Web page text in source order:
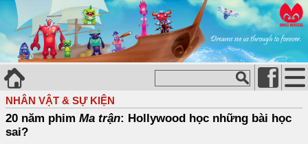
NHÂN VẬT & SỰ KIỆN
20 năm phim Ma trận: Hollywood học những bài học
sai?